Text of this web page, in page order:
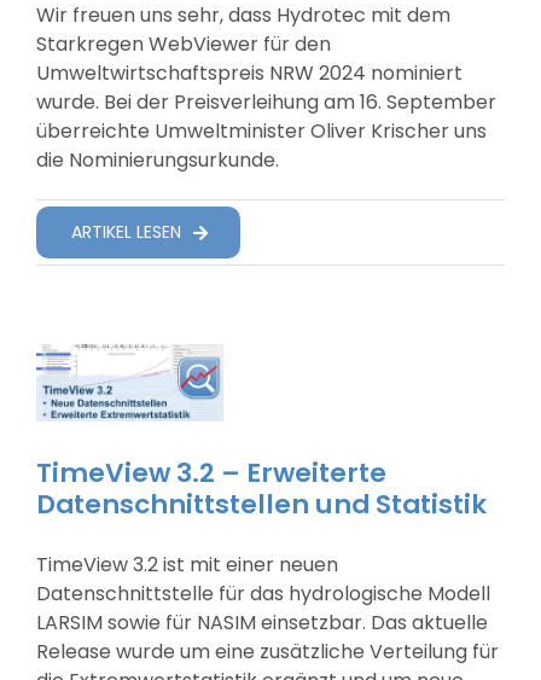
Wir freuen uns sehr, dass Hydrotec mit dem
Starkregen WebViewer für den
Umweltwirtschaftspreis NRW 2024 nominiert
wurde. Bei der Preisverleihung am 16. September
überreichte Umweltminister Oliver Krischer uns
die Nominierungsurkunde.
ARTIKEL LESEN
TimeView 3.2 – Erweiterte
Datenschnittstellen und Statistik
TimeView 3.2 ist mit einer neuen
Datenschnittstelle für das hydrologische Modell
LARSIM sowie für NASIM einsetzbar. Das aktuelle
Release wurde um eine zusätzliche Verteilung für